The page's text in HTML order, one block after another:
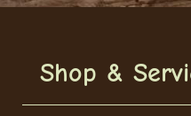
Shop &